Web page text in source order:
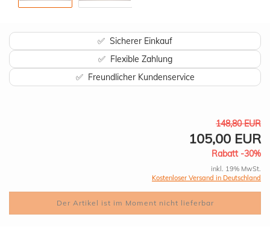
✅ Sicherer Einkauf
✅ Flexible Zahlung
✅ Freundlicher Kundenservice
148,80 EUR
105,00 EUR
Rabatt -30%
inkl. 19% MwSt.
Kostenloser Versand in Deutschland